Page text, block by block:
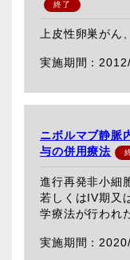
上皮性卵巣がん
ニボルマブ静脈
与の併用療法
進行再発非小細
若しくはIV期又
学療法が行われ